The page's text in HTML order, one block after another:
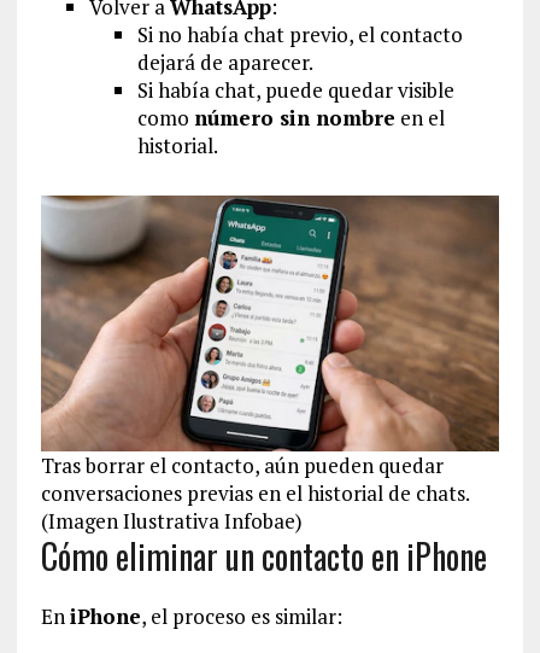
Volver aWhatsApp:
Si no había chat previo, el contacto
dejará de aparecer.
Si había chat, puede quedar visible
como número sin nombre en el
historial.
Tras borrar el contacto, aún pueden quedar
conversaciones previas en el historial de chats.
(Imagen Ilustrativa Infobae)
Cómo eliminar un contacto en iPhone
EniPhone, el proceso es similar: